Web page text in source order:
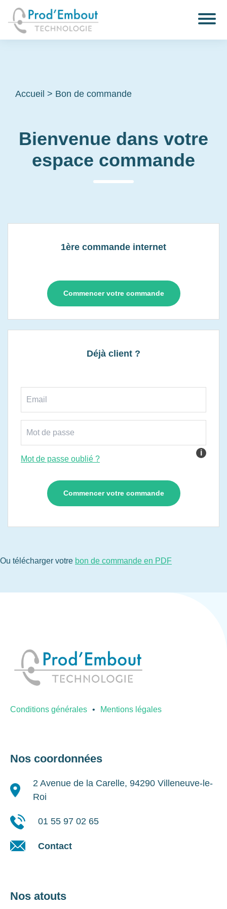
Accueil > Bon de commande
Bienvenue dans votre
espace commande
1ère commande internet
Commencer votre commande
Déjà client ?
i
Mot de passe oublié ?
Ou télécharger votre bon de commande en PDF
Conditions générales Mentions légales
Nos coordonnées
2 Avenue de la Carelle, 94290 Villeneuve-le-
Roi
01 55 97 02 65
Contact
Nos atouts